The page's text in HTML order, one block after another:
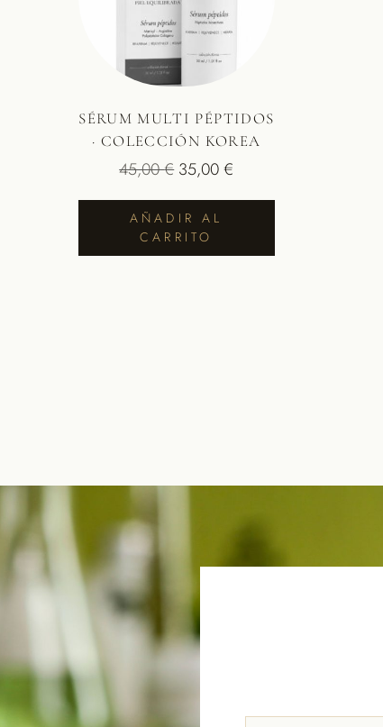
SÉRUM MULTI PÉPTIDOS
· COLECCIÓN KOREA
45,00€ 35,00€
AÑADIR AL
CARRITO